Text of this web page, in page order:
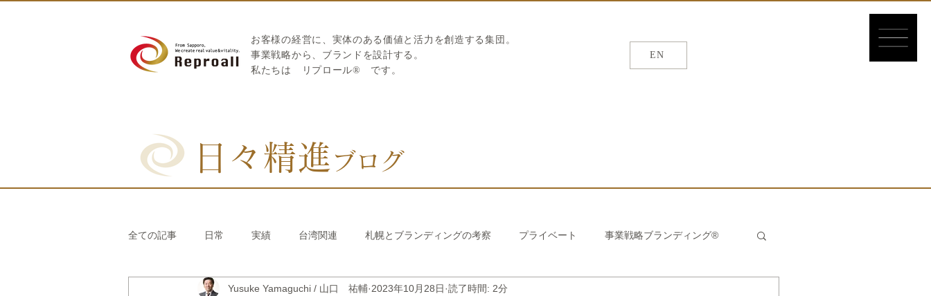
お客様の経営に、実体のある価値と活力を創造する集団。
​事業戦略から、ブランドを設計する。
私たちは
リプロール® です。
EN 繁体/簡体
日々精進 ブログ
全ての記事 日常 実績 台湾関連 札幌とブランディングの考察 プライベート 事業戦略ブランディング®
リブランディング® さとうきび繊維のストロー 中国香港関連 韓国関連
Yusuke Yamaguchi / 山口 祐輔 2023年10月28日 読了時間: 2分